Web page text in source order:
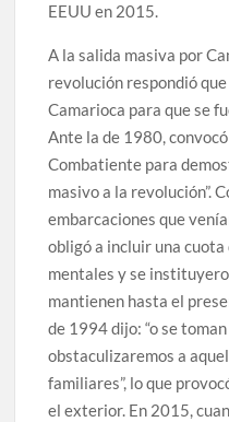
EEUU en 2015.
A la salida masiva por
revolución respondió
Camarioca para que se
Ante la de 1980,
Combatiente para
masivo a la revolución”.
embarcaciones que
obligó a incluir una
mentales y se
mantienen hasta el
de 1994 dijo: “o se
obstaculizaremos a
familiares”, lo que
el exterior. En 2015,